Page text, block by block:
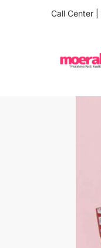
Call Center